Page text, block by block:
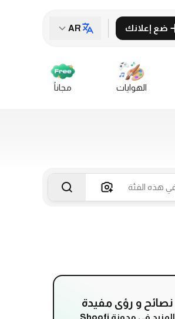
ضع إعلانك AR
الهوايات مجاناً
نصائح و رؤى مفيدة
المزيد في مدونة Shoofi